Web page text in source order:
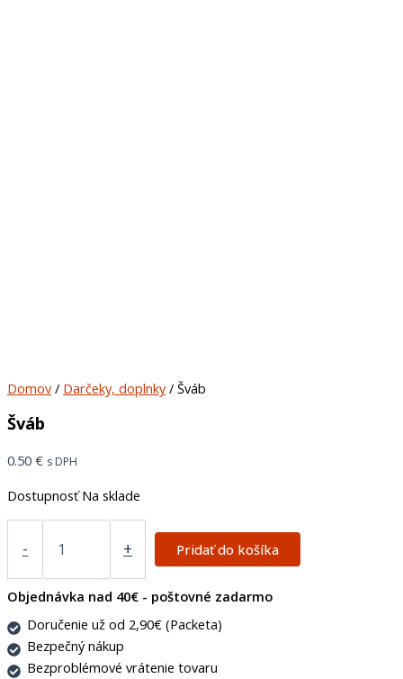
Domov/ Darčeky, doplnky/ Šváb
Šváb
0.50 € s DPH
Dostupnosť Na sklade
- + Pridať do košíka
Objednávka nad 40€ - poštovné zadarmo
Doručenie už od 2,90€ (Packeta)
Bezpečný nákup
Bezproblémové vrátenie tovaru